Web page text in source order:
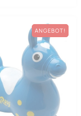
ANGEBOT!